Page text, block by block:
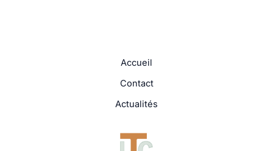
Accueil
Contact
Actualités